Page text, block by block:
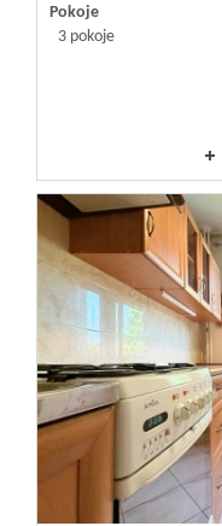
Pokoje
3 pokoje